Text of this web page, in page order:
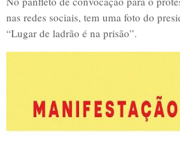
nas redes sociais, tem uma foto do
“Lugar de ladrão é na prisão”.